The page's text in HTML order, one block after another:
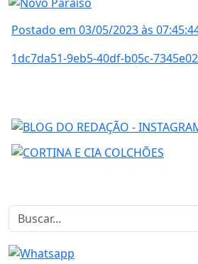
Postado em 03/05/2023 às
1dc7da51-9eb5-40df-b05c-